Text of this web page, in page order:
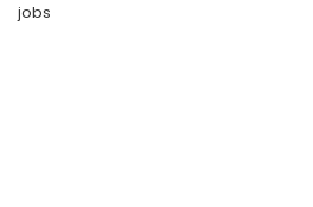
jobs